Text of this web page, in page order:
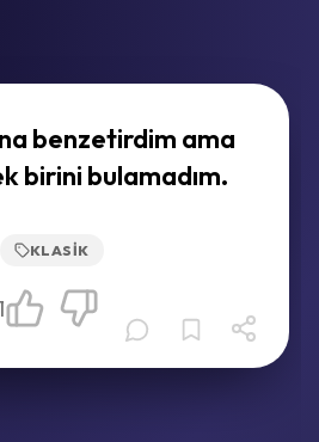
benzetirdim ama
birini bulamadım.
KLASIK